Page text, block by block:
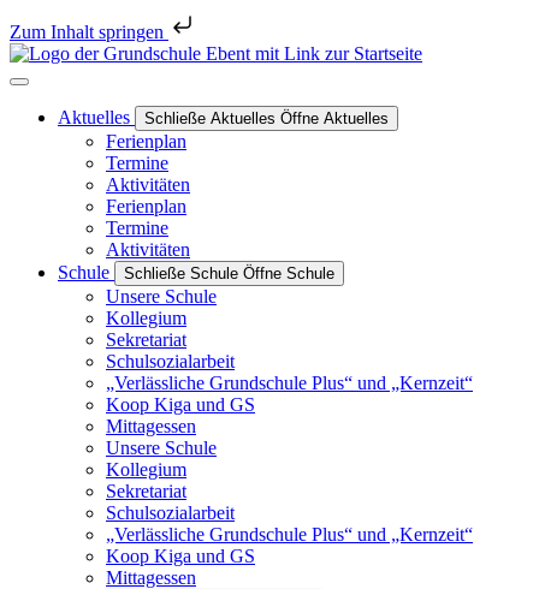
Zum Inhalt springen
Aktuelles Schließe Aktuelles Öffne Aktuelles
Ferienplan
Termine
Aktivitäten
Ferienplan
Termine
Aktivitäten
Schule
Schließe Schule Öffne Schule
Unsere Schule
Kollegium
Sekretariat
Schulsozialarbeit
„Verlässliche Grundschule Plus“ und „Kernzeit“
Koop Kiga und GS
Mittagessen
Unsere Schule
Kollegium
Sekretariat
Schulsozialarbeit
„Verlässliche Grundschule Plus“ und „Kernzeit“
Koop Kiga und GS
Mittagessen